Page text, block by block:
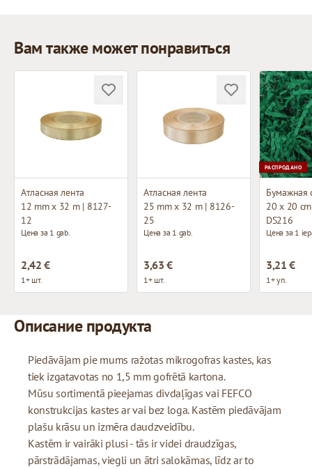
Вам также может понравиться
Атласная лента
12 mm x 32 m | 8127-
12
Цена за 1 gab.
2,42 €
1+ шт.
Атласная лента
25 mm x 32 m | 8126-
25
Цена за 1 gab.
3,63 €
1+ шт.
РАСПРОДАНО
20 x 20
DS216
Цена за 1
3,21 €
1+ уп.
Описание продукта
Piedāvājam pie mums ražotas mikrogofras kastes, kas
tiek izgatavotas no 1,5 mm gofrētā kartona.
Mūsu sortimentā pieejamas divdaļīgas vai FEFCO
konstrukcijas kastes ar vai bez loga. Kastēm piedāvājam
plašu krāsu un izmēra daudzveidību.
Kastēm ir vairāki plusi - tās ir videi draudzīgas,
pārstrādājamas, viegli un ātri salokāmas, līdz ar to